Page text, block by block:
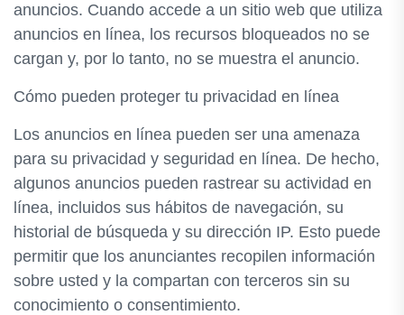
anuncios. Cuando accede a un sitio web que utiliza
anuncios en línea, los recursos bloqueados no se
cargan y, por lo tanto, no se muestra el anuncio.
Cómo pueden proteger tu privacidad en línea
Los anuncios en línea pueden ser una amenaza
para su privacidad y seguridad en línea. De hecho,
algunos anuncios pueden rastrear su actividad en
línea, incluidos sus hábitos de navegación, su
historial de búsqueda y su dirección IP. Esto puede
permitir que los anunciantes recopilen información
sobre usted y la compartan con terceros sin su
conocimiento o consentimiento.